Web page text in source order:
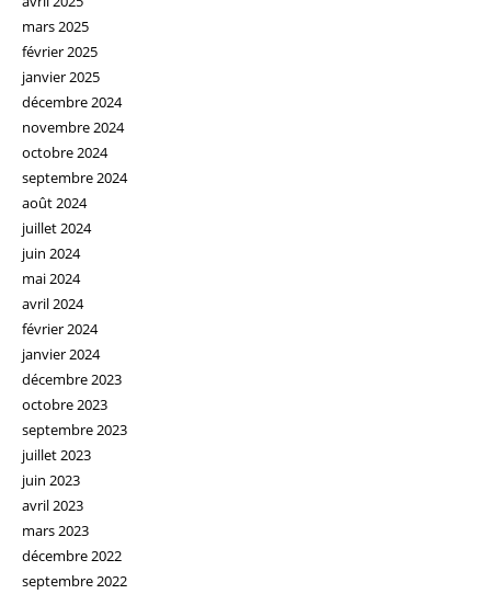
mars 2025
février 2025
janvier 2025
décembre 2024
novembre 2024
octobre 2024
septembre 2024
août 2024
juillet 2024
juin 2024
mai 2024
avril 2024
février 2024
janvier 2024
décembre 2023
octobre 2023
septembre 2023
juillet 2023
juin 2023
avril 2023
mars 2023
décembre 2022
septembre 2022